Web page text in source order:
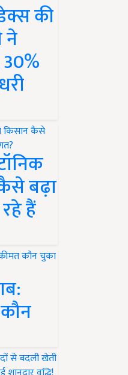
की
ने
बढ़ा
हैं